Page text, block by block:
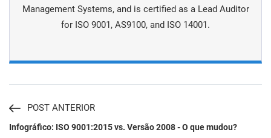
Management Systems, and is certiﬁed as a Lead Auditor
for ISO 9001, AS9100, and ISO 14001.
POST ANTERIOR
Infográfico: ISO 9001:2015 vs. Versão 2008 - O que mudou?